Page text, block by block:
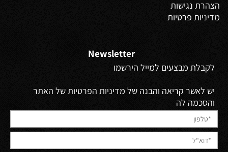
הצהרת נגישות
מדיניות פרטיות
Newsletter
לקבלת מבצעים למייל הירשמו
יש לאשר קריאה והבנה של מדיניות הפרטיות של האתר
והסכמה לה